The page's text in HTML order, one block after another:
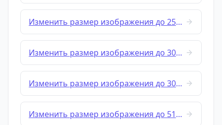
Изменить размер изображения до 256x256
Изменить размер изображения до 300x80
Изменить размер изображения до 300x300
Изменить размер изображения до 512x512